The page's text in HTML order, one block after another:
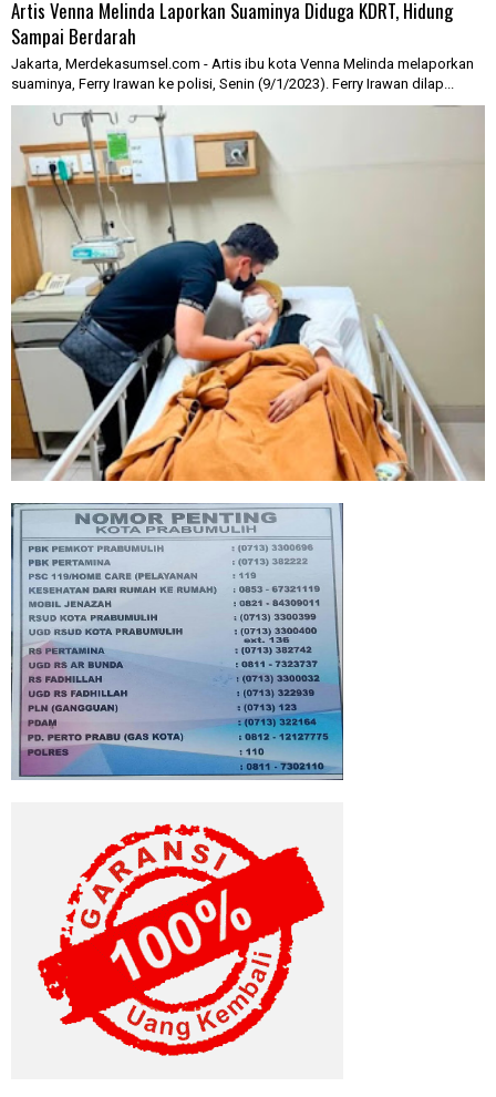
Artis Venna Melinda Laporkan Suaminya Diduga KDRT, Hidung
Sampai Berdarah
Jakarta, Merdekasumsel.com - Artis ibu kota Venna Melinda melaporkan
suaminya, Ferry Irawan ke polisi, Senin (9/1/2023). Ferry Irawan dilap...